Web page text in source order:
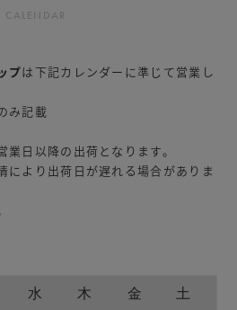
CALENDAR
プは下記カレンダーに準じて営業し
み記載
日以降の出荷となります。
により出荷日が遅れる場合がありま